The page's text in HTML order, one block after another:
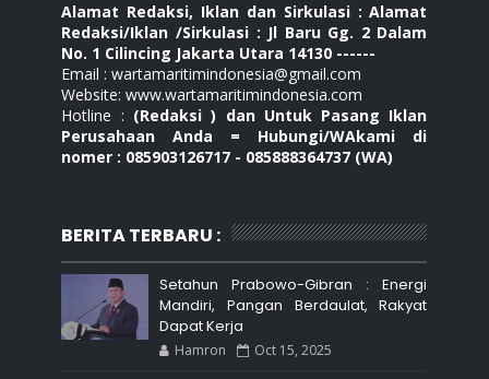
Alamat Redaksi, Iklan dan Sirkulasi : Alamat
Redaksi/Iklan /Sirkulasi : Jl Baru Gg. 2 Dalam
No. 1 Cilincing Jakarta Utara 14130 ------
Email : wartamaritimindonesia@gmail.com
Website: www.wartamaritimindonesia.com
Hotline : (Redaksi ) dan Untuk Pasang Iklan
Perusahaan Anda = Hubungi/WAkami di
nomer : 085903126717 - 085888364737 (WA)
BERITA TERBARU :
Setahun Prabowo-Gibran : Energi
Mandiri, Pangan Berdaulat, Rakyat
Dapat Kerja
Hamron Oct 15, 2025